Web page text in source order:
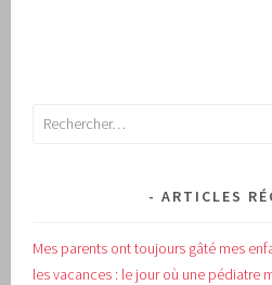
Rechercher :
ARTICLES
Mes parents ont toujours gâté mes
les vacances : le jour où une pédiatre